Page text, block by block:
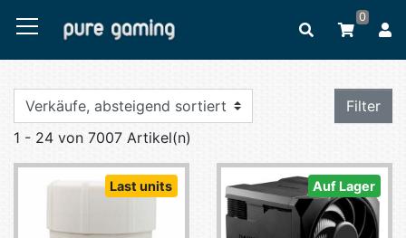
0
Filter
1 - 24 von 7007 Artikel(n)
Last units Auf Lager